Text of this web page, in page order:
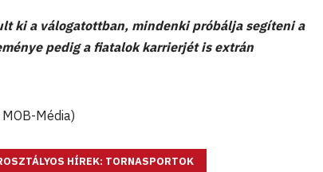
ki a válogatottban, mindenki próbálja segíteni a
pedig a fiatalok karrierjét is extrán
Média)
HÍREK: TORNASPORTOK